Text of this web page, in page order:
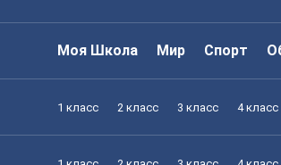
Моя Школа Мир Спорт
1 класс 2 класс 3 класс 4 класс